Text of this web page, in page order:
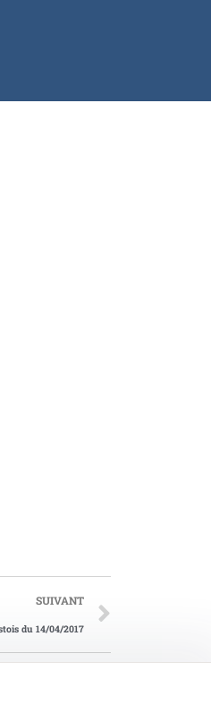
SUIVANT
du 14/04/2017